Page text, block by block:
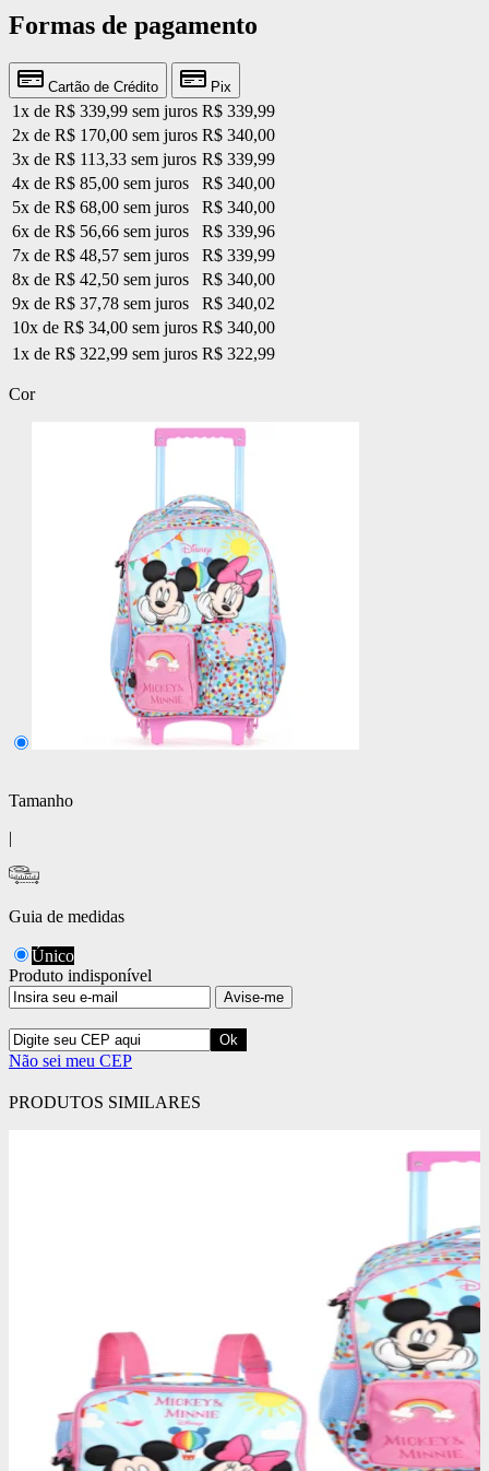
Formas de pagamento
Cartão de Crédito Pix
1x de R$ 339,99 sem juros R$ 339,99
2x de R$ 170,00 sem juros R$ 340,00
3x de R$ 113,33 sem juros R$ 339,99
4x de R$ 85,00 sem juros
R$ 340,00
5x de R$ 68,00 sem juros
R$ 340,00
6x de R$ 56,66 sem juros
R$ 339,96
7x de R$ 48,57 sem juros
R$ 339,99
8x de R$ 42,50 sem juros
R$ 340,00
9x de R$ 37,78 sem juros
R$ 340,02
10x de R$ 34,00 sem juros R$ 340,00
1x de R$ 322,99 sem juros R$ 322,99
Cor
Tamanho
|
Guia de medidas
Único
Produto indisponível
Avise-me
Não sei meu CEP
PRODUTOS SIMILARES